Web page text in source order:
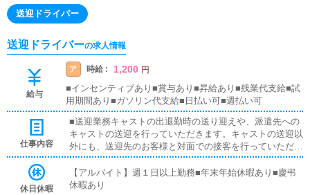
送迎ドライバー
送迎ドライバーの求人情報
給与
ア 時給 : 1,200 円
■インセンティブあり■賞与あり■昇給あり■残業代支給■試
用期間あり■ガソリン代支給■日払い可■週払い可
仕事内容
■送迎業務キャストの出退勤時の送り迎えや、派遣先への
キャストの送迎を行っていただきます。キャストの送迎以
外にも、送迎先のお客様と対面での接客を行っていただき
ます。お客様のご案内時に、システムの説明や料金の受け
取り等、対面での簡単な接客になります。最初は先輩ドラ
イバーと同乗して行動し、業務の流れを覚えていただきま
休日休暇
【アルバイト】週１日以上勤務■年末年始休暇あり■慶弔
休暇あり